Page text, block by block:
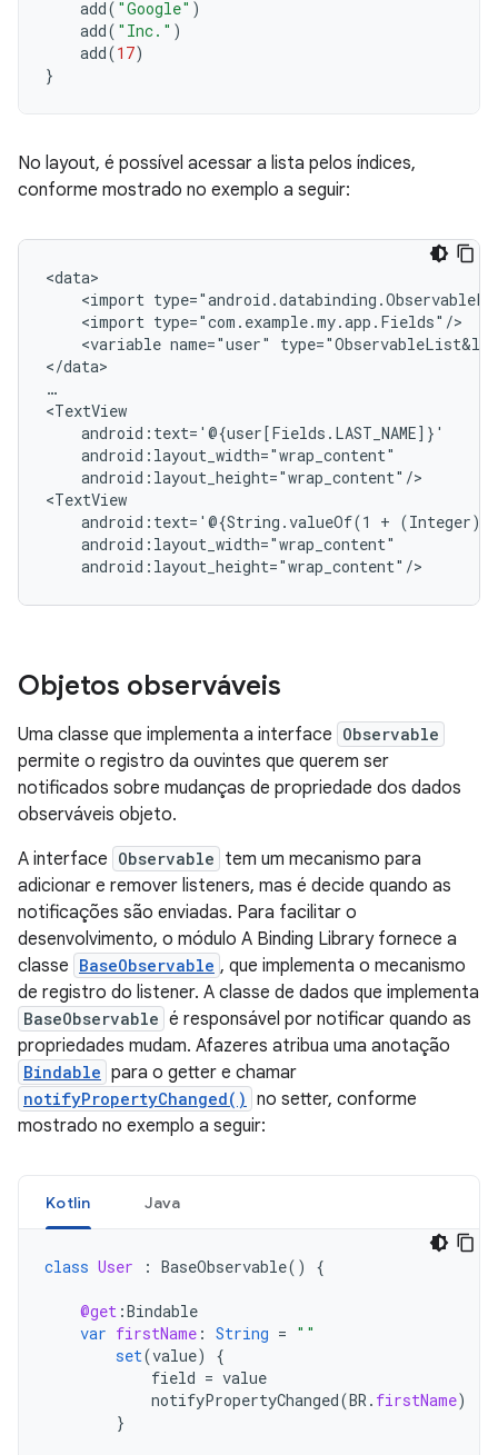
add( "Google" )
add( "Inc." )
add(17)
}
No layout, é possível acessar a lista pelos índices,
conforme mostrado no exemplo a seguir:
<import
<import
<variable name="user"
</data>
…
android:layout_height="wrap_content"/>
android:text='@{String.valueOf(1
+
Objetos observáveis
Uma classe que implementa a interface Observable
permite o registro da ouvintes que querem ser
notificados sobre mudanças de propriedade dos dados
observáveis objeto.
A interface Observable tem um mecanismo para
adicionar e remover listeners, mas é decide quando as
notificações são enviadas. Para facilitar o
desenvolvimento, o módulo A Binding Library fornece a
classe BaseObservable , que implementa o mecanismo
de registro do listener. A classe de dados que implementa
BaseObservable é responsável por notificar quando as
propriedades mudam. Afazeres atribua uma anotação
Bindable para o getter e chamar
notifyPropertyChanged() no setter, conforme
mostrado no exemplo a seguir:
Kotlin Java
class User : BaseObservable() {
@get :Bindable
var firstName : String = ""
set(value)
{
field = value
notifyPropertyChanged(BR . firstName)
}